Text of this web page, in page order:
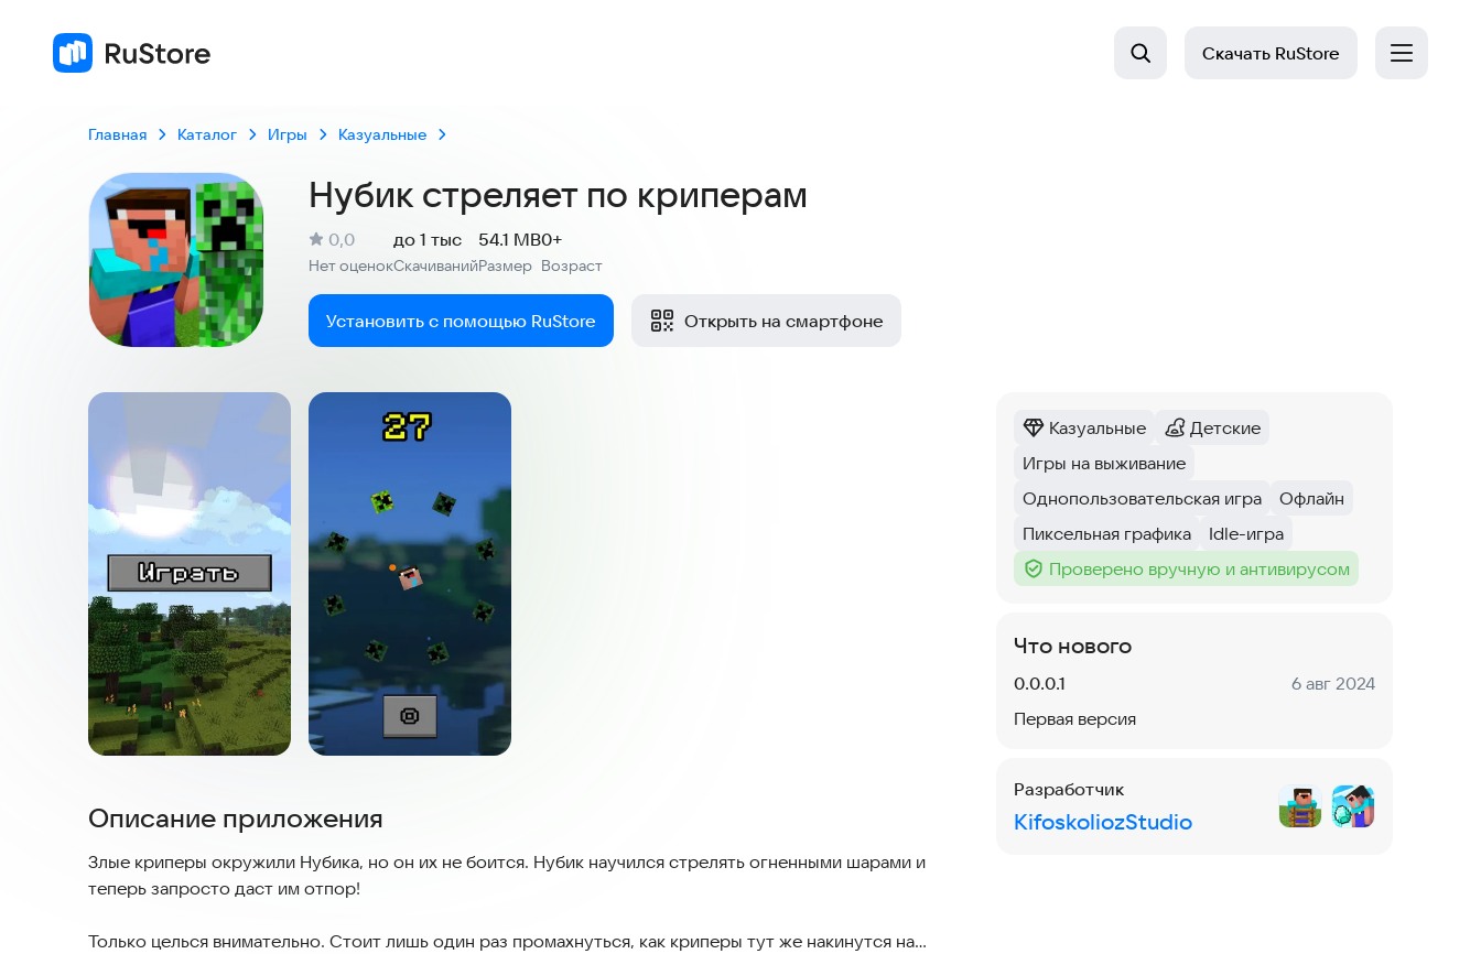
Скачать RuStore
Главная Каталог Игры Казуальные
Нубик стреляет по криперам
Рейтинг:
0,0
Нет оценокСкачиваний
до 1 тыс
Размер
54.1 MB
Возраст
0+
Установить с помощью RuStore Открыть на смартфоне
Скриншоты
Описание приложения
Злые криперы окружили Нубика, но он их не боится. Нубик научился стрелять огненными шарами и
теперь запросто даст им отпор!
Только целься внимательно. Стоит лишь один раз промахнуться, как криперы тут же накинутся на
Категория:
Казуальные
Категория:
Детские
Тег:
Игры на выживание
Тег:
Однопользовательская игра
Тег:
Офлайн
Тег:
Пиксельная графика
Тег:
Idle-игра
Тег :
Проверено вручную и антивирусом
Что нового
Версия:
0.0.0.1 Дата:
6 авг 2024
Первая версия
Разработчик
KifoskoliozStudio